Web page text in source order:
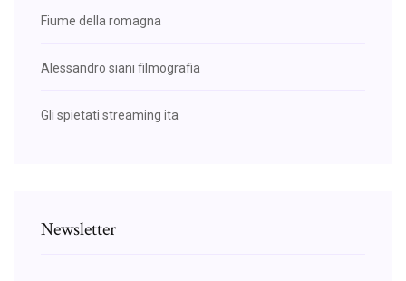
Fiume della romagna
Alessandro siani filmografia
Gli spietati streaming ita
Newsletter